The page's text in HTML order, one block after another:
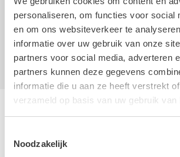
personaliseren, om functies voor social
en om ons websiteverkeer te
informatie over uw gebruik van onze
partners voor social media, adverteren
partners kunnen deze gegevens
informatie die u aan ze heeft verstrekt
verzameld op basis van uw gebruik van
Noodzakelijk
Merk: Pottery Pots
Hout Onderstel
1 productreview